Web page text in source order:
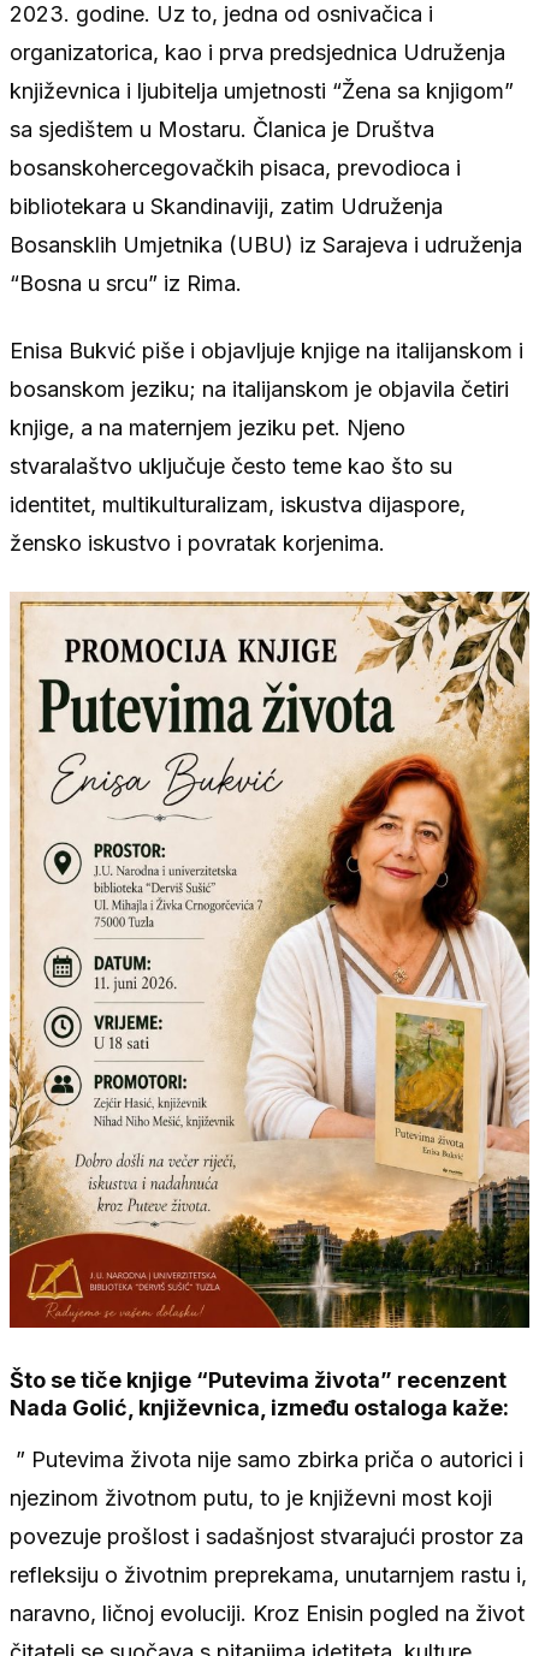
2023. godine. Uz to, jedna od osnivačica i
organizatorica, kao i prva predsjednica Udruženja
književnica i ljubitelja umjetnosti “Žena sa knjigom”
sa sjedištem u Mostaru. Članica je Društva
bosanskohercegovačkih pisaca, prevodioca i
bibliotekara u Skandinaviji, zatim Udruženja
Bosansklih Umjetnika (UBU) iz Sarajeva i udruženja
“Bosna u srcu” iz Rima.
Enisa Bukvić piše i objavljuje knjige na italijanskom i
bosanskom jeziku; na italijanskom je objavila četiri
knjige, a na maternjem jeziku pet. Njeno
stvaralaštvo uključuje često teme kao što su
identitet, multikulturalizam, iskustva dijaspore,
žensko iskustvo i povratak korjenima.
Što se tiče knjige “Putevima života” recenzent
Nada Golić, književnica, između ostaloga kaže:
” Putevima života nije samo zbirka priča o autorici i
njezinom životnom putu, to je književni most koji
povezuje prošlost i sadašnjost stvarajući prostor za
refleksiju o životnim preprekama, unutarnjem rastu i,
naravno, ličnoj evoluciji. Kroz Enisin pogled na život